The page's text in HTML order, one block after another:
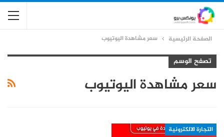
الصفحة الرئيسية سعر مشاهدة اليوتيوب
تصفح الوسم
سعر مشاهدة اليوتيوب
التجارة الالكترونية